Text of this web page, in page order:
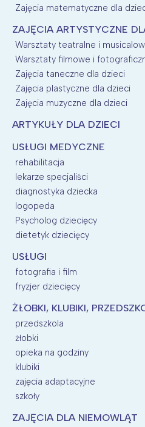
Zajęcia matematyczne dla
ZAJĘCIA ARTYSTYCZNE
Warsztaty teatralne i
Warsztaty filmowe i
Zajęcia taneczne dla dzieci
Zajęcia plastyczne dla dzieci
Zajęcia muzyczne dla dzieci
ARTYKUŁY DLA DZIECI
USŁUGI MEDYCZNE
rehabilitacja
lekarze specjaliści
diagnostyka dziecka
logopeda
Psycholog dziecięcy
dietetyk dziecięcy
USŁUGI
fotografia i film
fryzjer dziecięcy
ŻŁOBKI, KLUBIKI,
przedszkola
żłobki
opieka na godziny
klubiki
zajęcia adaptacyjne
szkoły
ZAJĘCIA DLA NIEMOWLĄT